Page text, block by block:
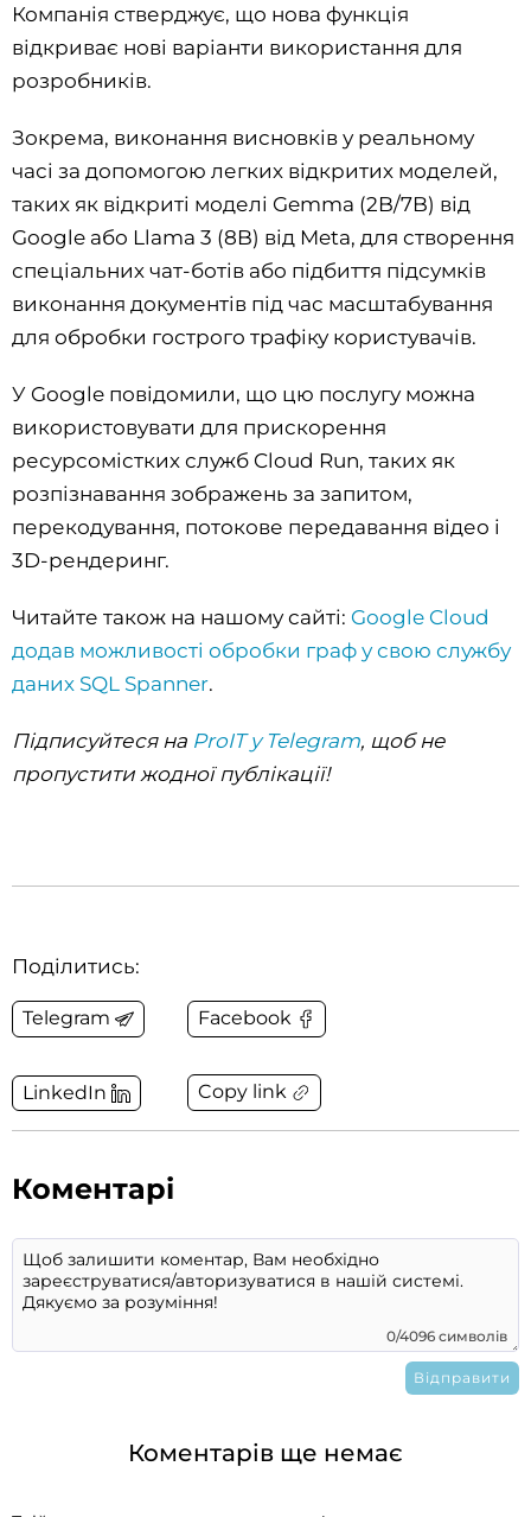
Компанія стверджує, що нова функція
відкриває нові варіанти використання для
розробників.
Зокрема, виконання висновків у реальному
часі за допомогою легких відкритих моделей,
таких як відкриті моделі Gemma (2B/7B) від
Google або Llama 3 (8B) від Meta, для створення
спеціальних чат-ботів або підбиття підсумків
виконання документів під час масштабування
для обробки гострого трафіку користувачів.
У Google повідомили, що цю послугу можна
використовувати для прискорення
ресурсомістких служб Cloud Run, таких як
розпізнавання зображень за запитом,
перекодування, потокове передавання відео і
3D-рендеринг.
Читайте також на нашому сайті: Google Cloud
додав можливості обробки граф у свою службу
даних SQL Spanner.
Підписуйтеся на ProIT у Telegram, щоб не
пропустити жодної публікації!
Поділитись:
Telegram Facebook
LinkedIn Copy link
Коментарі
0/4096 символів
Коментарів ще немає